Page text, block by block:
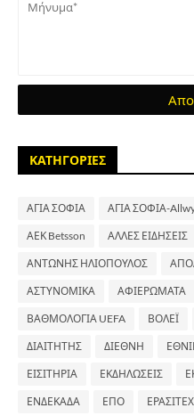
ΚΑΤΗΓΟΡΙΕΣ
ΑΓΙΑ ΣΟΦΙΑ ΑΓΙΑ ΣΟΦΙΑ-
ΑΕΚ Betsson ΑΛΛΕΣ ΕΙΔΗΣΕΙΣ
ΑΝΤΩΝΗΣ ΗΛΙΟΠΟΥΛΟΣ
ΑΣΤΥΝΟΜΙΚΑ ΑΦΙΕΡΩΜΑΤΑ
ΒΑΘΜΟΛΟΓΙΑ UEFA ΒΟΛΕΪ
ΔΙΑΙΤΗΤΗΣ ΔΙΕΘΝΗ
ΕΙΣΙΤΗΡΙΑ ΕΚΔΗΛΩΣΕΙΣ
ΕΝΔΕΚΑΔΑ ΕΠΟ